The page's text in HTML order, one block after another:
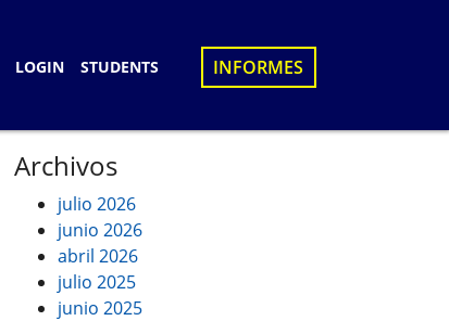
INFORMES
LOGIN STUDENTS
Archivos
julio 2026
junio 2026
abril 2026
julio 2025
junio 2025